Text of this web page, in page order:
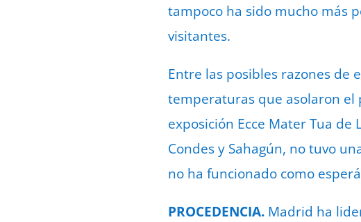
tampoco ha sido mucho más
visitantes.
Entre las posibles razones de
temperaturas que asolaron el
exposición Ecce Mater Tua
Condes y Sahagún, no tuvo
no ha funcionado como
PROCEDENCIA. Madrid ha